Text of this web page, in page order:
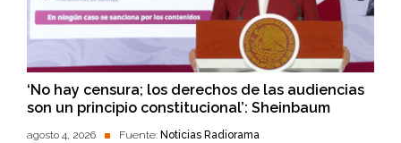
‘No hay censura; los derechos de las audiencias
son un principio constitucional’: Sheinbaum
agosto 4, 2026 Fuente: Noticias Radiorama